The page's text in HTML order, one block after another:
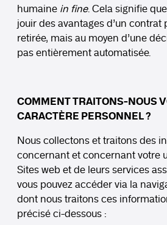
humaine in fine. Cela signifie
jouir des avantages d’un contrat
retirée, mais au moyen d’une
pas entièrement automatisée.
COMMENT TRAITONS-NOUS
CARACTÈRE PERSONNEL ?
Nous collectons et traitons des
concernant et concernant votre
Sites web et de leurs services
vous pouvez accéder via la
dont nous traitons ces
précisé ci-dessous :